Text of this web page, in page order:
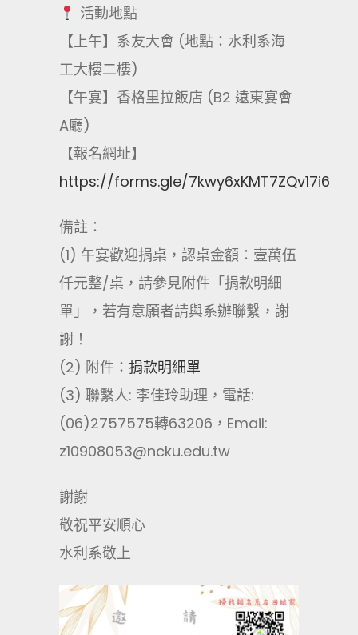
活動地點
【上午】系友大會 (地點：水利系海
工大樓二樓)
【午宴】香格里拉飯店 (B2 遠東宴會
A廳)
【報名網址】
https://forms.gle/7kwy6xKMT7ZQv17i6
備註：
(1) 午宴歡迎捐桌，認桌金額：壹萬伍
仟元整/桌，請參見附件「捐款明細
單」，若有意願者請與系辦聯繫，謝
謝！
(2) 附件： 捐款明細單
(3) 聯繫人: 李佳玲助理，電話:
(06)2757575轉63206，Email:
z10908053@ncku.edu.tw
謝謝
敬祝平安順心
水利系敬上